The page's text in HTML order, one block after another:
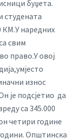
буџета.
студената
КМ.У наредних
свим
право.У овој
износ
је подсјетио да
са 345.000
четири године
Општинска